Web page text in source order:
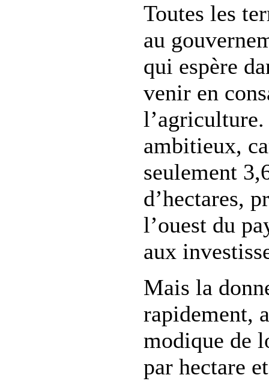
Toutes les
au
qui espère
venir en
ambitieux,
seulement
d’hectares,
l’ouest du
aux
Mais la
rapidement,
modique de
par hectare